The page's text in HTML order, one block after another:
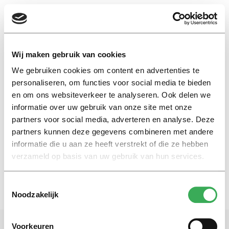
Wij maken gebruik van cookies
We gebruiken cookies om content en advertenties te
personaliseren, om functies voor social media te bieden
en om ons websiteverkeer te analyseren. Ook delen we
informatie over uw gebruik van onze site met onze
partners voor social media, adverteren en analyse. Deze
partners kunnen deze gegevens combineren met andere
informatie die u aan ze heeft verstrekt of die ze hebben
verzameld op basis van uw gebruik van hun services.
Noodzakelijk
Voorkeuren
EN
betalen per studiepunt
Achtergrond
Verhitte discussie over betalen
per studiepunt
11 juni 2020